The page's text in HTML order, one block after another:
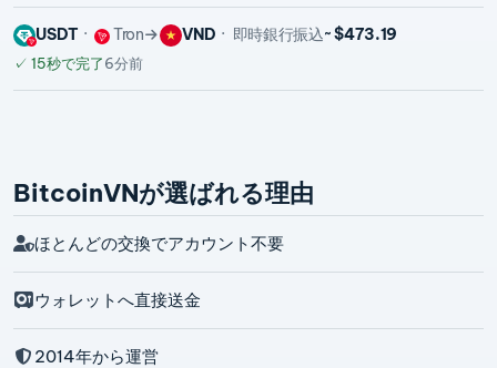
USDT Tron VND 即時銀行振込~ $473.19
✓ 15秒で完了6分前
BitcoinVNが選ばれる理由
ほとんどの交換でアカウント不要
ウォレットへ直接送金
2014年から運営